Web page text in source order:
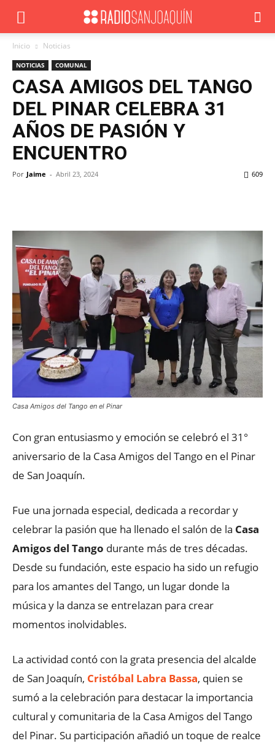
Inicio Noticias
NOTICIAS COMUNAL
CASA AMIGOS DEL TANGO
DEL PINAR CELEBRA 31
AÑOS DE PASIÓN Y
ENCUENTRO
Por Jaime - Abril 23, 2024 609
Casa Amigos del Tango en el Pinar
Con gran entusiasmo y emoción se celebró el 31°
aniversario de la Casa Amigos del Tango en el Pinar
de San Joaquín.
Fue una jornada especial, dedicada a recordar y
celebrar la pasión que ha llenado el salón de la Casa
Amigos del Tango durante más de tres décadas.
Desde su fundación, este espacio ha sido un refugio
para los amantes del Tango, un lugar donde la
música y la danza se entrelazan para crear
momentos inolvidables.
La actividad contó con la grata presencia del alcalde
de San Joaquín, Cristóbal Labra Bassa, quien se
sumó a la celebración para destacar la importancia
cultural y comunitaria de la Casa Amigos del Tango
del Pinar. Su participación añadió un toque de realce